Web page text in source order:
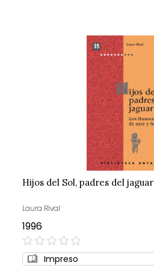
Hijos del Sol, padres del jaguar
Laura Rival
1996
0%
Impreso